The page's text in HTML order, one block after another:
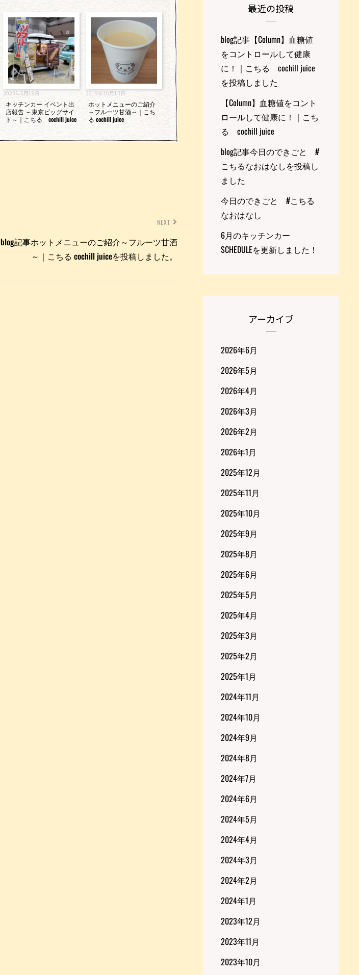
2023年5月19日
キッチンカー イベント出
店報告 ～東京ビッグサイ
ト～｜こちる cochill juice
2019年10月13日
ホットメニューのご紹介
～フルーツ甘酒～｜こち
る cochill juice
NEXT
blog記事ホットメニューのご紹介～フルーツ甘酒
～｜こちる cochill juiceを投稿しました。
最近の投稿
blog記事【Column】血糖値
をコントロールして健康
に！｜こちる cochill juice
を投稿しました
【Column】血糖値をコント
ロールして健康に！｜こち
る cochill juice
blog記事今日のできごと #
こちるなおはなしを投稿し
ました
今日のできごと #こちる
なおはなし
6月のキッチンカー
SCHEDULEを更新しました！
アーカイブ
2026年6月
2026年5月
2026年4月
2026年3月
2026年2月
2026年1月
2025年12月
2025年11月
2025年10月
2025年9月
2025年8月
2025年6月
2025年5月
2025年4月
2025年3月
2025年2月
2025年1月
2024年11月
2024年10月
2024年9月
2024年8月
2024年7月
2024年6月
2024年5月
2024年4月
2024年3月
2024年2月
2024年1月
2023年12月
2023年11月
2023年10月